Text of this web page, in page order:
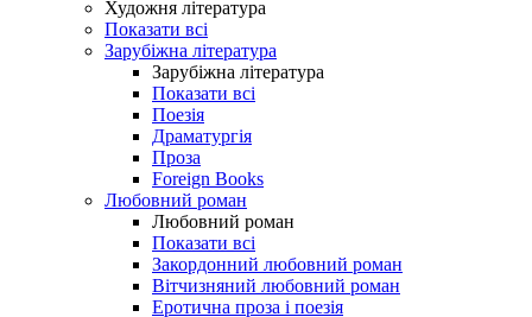
Художня література
Показати всі
Зарубіжна література
Зарубіжна література
Показати всі
Поезія
Драматургія
Проза
Foreign Books
Любовний роман
Любовний роман
Показати всі
Закордонний любовний роман
Вітчизняний любовний роман
Еротична проза і поезія